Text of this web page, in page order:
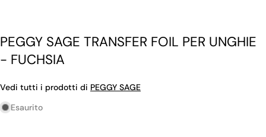
PEGGY SAGE TRANSFER FOIL PER UNGHIE
- FUCHSIA
Vedi tutti i prodotti di PEGGY SAGE
Esaurito